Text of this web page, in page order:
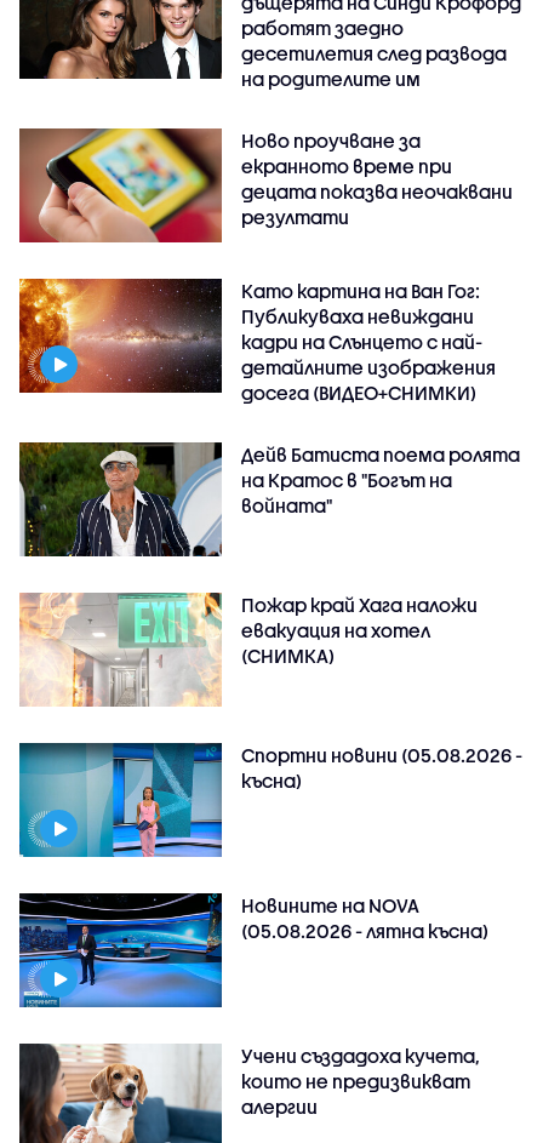
работят заедно
десетилетия след развода
на родителите им
Ново проучване за
екранното време при
децата показва неочаквани
резултати
Като картина на Ван Гог:
Публикуваха невиждани
кадри на Слънцето с най-
детайлните изображения
досега (ВИДЕО+СНИМКИ)
Дейв Батиста поема ролята
на Кратос в "Богът на
войната"
Пожар край Хага наложи
евакуация на хотел
(СНИМКА)
Спортни новини (05.08.2026 -
късна)
Новините на NOVA
(05.08.2026 - лятна късна)
Учени създадоха кучета,
които не предизвикват
алергии